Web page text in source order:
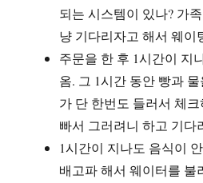
되는 시스템이 있나? 가
냥 기다리자고 해서 웨이
주문을 한 후 1시간이 지
옴. 그 1시간 동안 빵과
가 단 한번도 들러서 체
빠서 그러려니 하고 기다
1시간이 지나도 음식이
배고파 해서 웨이터를 불